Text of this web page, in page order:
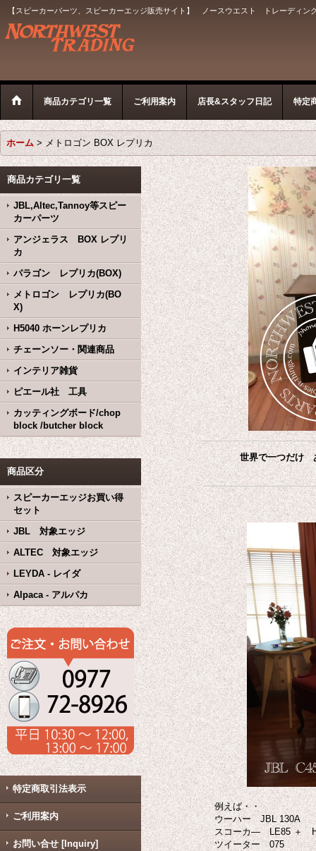
【スピーカーパーツ、スピーカーエッジ販売サイト】 ノースウエスト トレーディン
商品カテゴリ一覧 ご利用案内 店長&スタッフ日記 特定
ホーム > メトロゴン BOX レプリカ
商品カテゴリ一覧
JBL,Altec,Tannoy等スピー
カーパーツ
アンジェラス BOX レプリ
カ
パラゴン レプリカ(BOX)
メトロゴン レプリカ(BO
X)
H5040 ホーンレプリカ
チェーンソー・関連商品
インテリア雑貨
ピエール社 工具
カッティングボード/chop
block /butcher block
商品区分
スピーカーエッジお買い得
セット
JBL 対象エッジ
ALTEC 対象エッジ
LEYDA - レイダ
Alpaca - アルパカ
特定商取引法表示
ご利用案内
お問い合せ [Inquiry]
世界で一つだけ あ
例えば・・
ウーハー JBL 130A
スコーカ― LE85 ＋
ツイーター 075